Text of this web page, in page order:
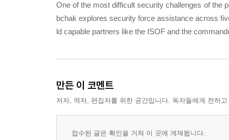
One of the most difficult security challenges of the
bchak explores security force assistance across
ld capable partners like the ISOF and the
만든 이 코멘트
저자, 역자, 편집자를 위한 공간입니다. 독자들에게 전하
접수된 글은 확인을 거쳐 이 곳에 게재됩니다.